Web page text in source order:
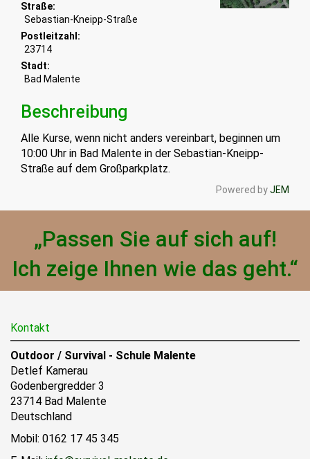
Straße:
Sebastian-Kneipp-Straße
Postleitzahl:
23714
Stadt:
Bad Malente
Beschreibung
Alle Kurse, wenn nicht anders vereinbart, beginnen um
10:00 Uhr in Bad Malente in der Sebastian-Kneipp-
Straße auf dem Großparkplatz.
Powered byJEM
„Passen Sie auf sich auf!
Ich zeige Ihnen wie das geht.“
Kontakt
Outdoor / Survival - Schule Malente
Detlef Kamerau
Godenbergredder 3
23714 Bad Malente
Deutschland
Mobil: 0162 17 45 345